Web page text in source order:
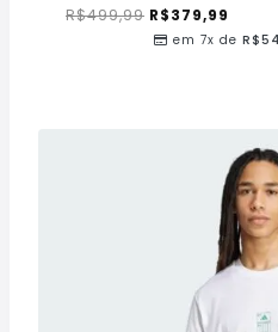
R$499,99 R$379,99
em 7x de R$